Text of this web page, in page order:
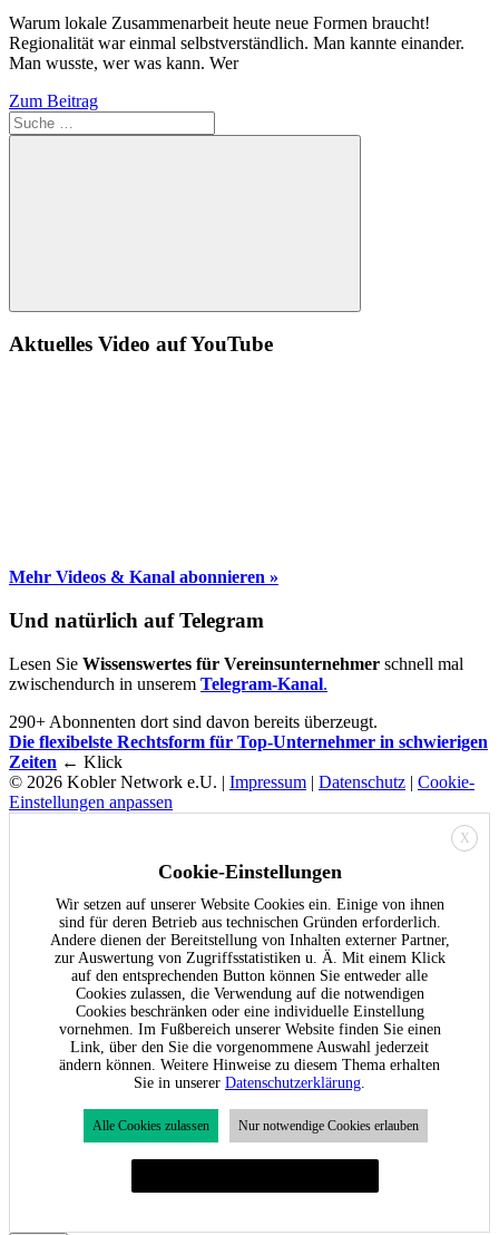
Warum lokale Zusammenarbeit heute neue Formen braucht!
Regionalität war einmal selbstverständlich. Man kannte einander.
Man wusste, wer was kann. Wer
Zum Beitrag
Suche
Aktuelles Video auf YouTube
Mehr Videos & Kanal abonnieren »
Und natürlich auf Telegram
Lesen Sie Wissenswertes für Vereinsunternehmer schnell mal
zwischendurch in unserem Telegram-Kanal.
290+ Abonnenten dort sind davon bereits überzeugt.
Die flexibelste Rechtsform für Top-Unternehmer in schwierigen
Zeiten ← Klick
© 2026 Kobler Network e.U. | Impressum | Datenschutz | Cookie-
Einstellungen anpassen
X
Cookie-Einstellungen
Wir setzen auf unserer Website Cookies ein. Einige von ihnen
sind für deren Betrieb aus technischen Gründen erforderlich.
Andere dienen der Bereitstellung von Inhalten externer Partner,
zur Auswertung von Zugriffsstatistiken u. Ä. Mit einem Klick
auf den entsprechenden Button können Sie entweder alle
Cookies zulassen, die Verwendung auf die notwendigen
Cookies beschränken oder eine individuelle Einstellung
vornehmen. Im Fußbereich unserer Website finden Sie einen
Link, über den Sie die vorgenommene Auswahl jederzeit
ändern können. Weitere Hinweise zu diesem Thema erhalten
Sie in unserer Datenschutzerklärung
Alle Cookies zulassen Nur notwendige Cookies erlauben